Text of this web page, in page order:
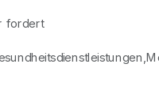
fordert